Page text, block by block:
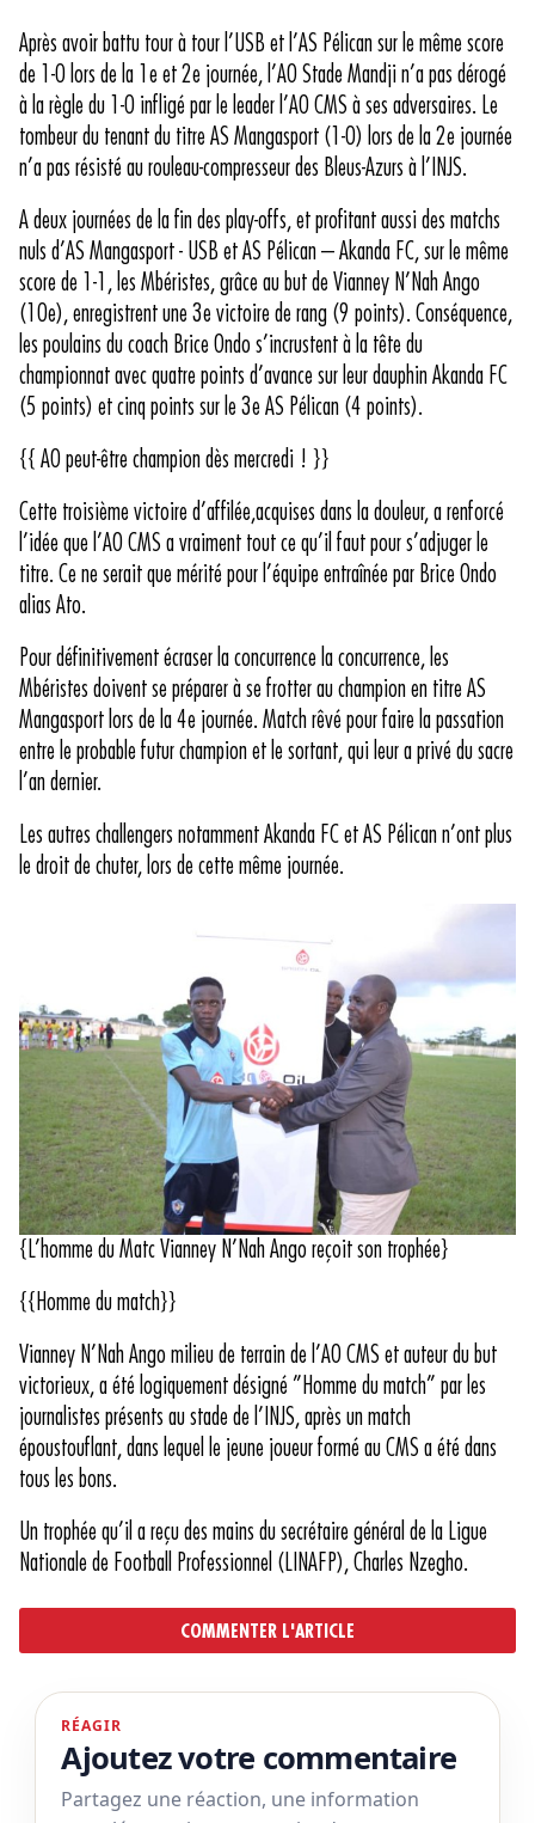
Après avoir battu tour à tour l’USB et l’AS Pélican sur le même score
de 1-0 lors de la 1e et 2e journée, l’AO Stade Mandji n’a pas dérogé
à la règle du 1-0 infligé par le leader l’AO CMS à ses adversaires. Le
tombeur du tenant du titre AS Mangasport (1-0) lors de la 2e journée
n’a pas résisté au rouleau-compresseur des Bleus-Azurs à l’INJS.
A deux journées de la fin des play-offs, et profitant aussi des matchs
nuls d’AS Mangasport - USB et AS Pélican – Akanda FC, sur le même
score de 1-1, les Mbéristes, grâce au but de Vianney N’Nah Ango
(10e), enregistrent une 3e victoire de rang (9 points). Conséquence,
les poulains du coach Brice Ondo s’incrustent à la tête du
championnat avec quatre points d’avance sur leur dauphin Akanda FC
(5 points) et cinq points sur le 3e AS Pélican (4 points).
{{ AO peut-être champion dès mercredi ! }}
Cette troisième victoire d’affilée,acquises dans la douleur, a renforcé
l’idée que l’AO CMS a vraiment tout ce qu’il faut pour s’adjuger le
titre. Ce ne serait que mérité pour l’équipe entraînée par Brice Ondo
alias Ato.
Pour définitivement écraser la concurrence la concurrence, les
Mbéristes doivent se préparer à se frotter au champion en titre AS
Mangasport lors de la 4e journée. Match rêvé pour faire la passation
entre le probable futur champion et le sortant, qui leur a privé du sacre
l’an dernier.
Les autres challengers notamment Akanda FC et AS Pélican n’ont plus
le droit de chuter, lors de cette même journée.
{L’homme du Matc Vianney N’Nah Ango reçoit son trophée}
{{Homme du match}}
Vianney N’Nah Ango milieu de terrain de l’AO CMS et auteur du but
victorieux, a été logiquement désigné ’’Homme du match’’ par les
journalistes présents au stade de l’INJS, après un match
époustouflant, dans lequel le jeune joueur formé au CMS a été dans
tous les bons.
Un trophée qu’il a reçu des mains du secrétaire général de la Ligue
Nationale de Football Professionnel (LINAFP), Charles Nzegho.
COMMENTER L'ARTICLE
RÉAGIR
Ajoutez votre commentaire
Partagez une réaction, une information